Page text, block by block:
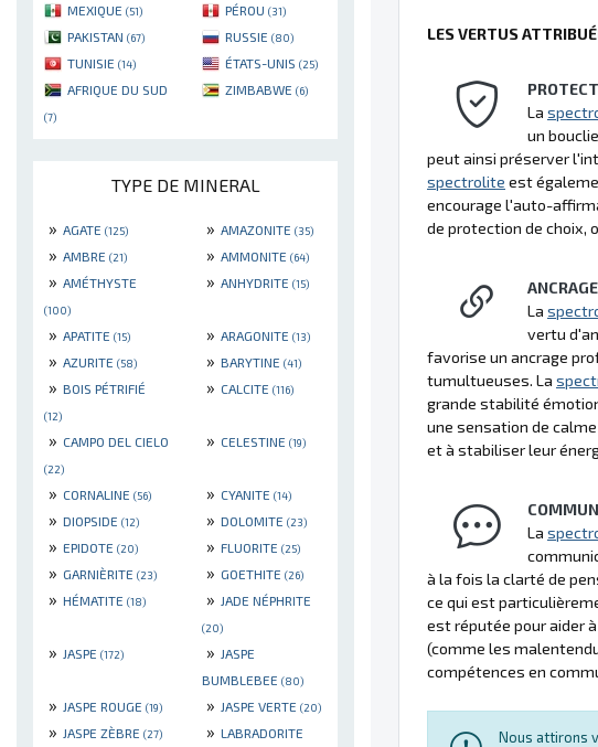
MEXIQUE (51) PÉROU (31)
PAKISTAN (67) RUSSIE (80)
TUNISIE (14) ÉTATS-UNIS (25)
AFRIQUE DU SUD
(7)
ZIMBABWE (6)
TYPE DE MINERAL
» AGATE (125) » AMAZONITE (35)
» AMBRE (21) » AMMONITE (64)
» AMÉTHYSTE
(100)
» ANHYDRITE (15)
» APATITE (15) » ARAGONITE (13)
» AZURITE (58) » BARYTINE (41)
» BOIS PÉTRIFIÉ
(12)
» CALCITE (116)
» CAMPO DEL CIELO
(22)
» CELESTINE (19)
» CORNALINE (56) » CYANITE (14)
» DIOPSIDE (12) » DOLOMITE (23)
» EPIDOTE (20) » FLUORITE (25)
» GARNIÈRITE (23) » GOETHITE (26)
» HÉMATITE (18) » JADE NÉPHRITE
(20)
» JASPE (172) » JASPE
BUMBLEBEE (80)
» JASPE ROUGE (19) » JASPE VERTE (20)
» JASPE ZÈBRE (27) » LABRADORITE
LES VERTUS
La
un
peut ainsi préserver
spectrolite est
encourage l'auto-
de protection de choix,
La
vertu
favorise un ancrage
tumultueuses. La
grande stabilité
une sensation de
et à stabiliser leur
La
à la fois la clarté de
ce qui est
est réputée pour aider
(comme les
compétences en
Nous attirons